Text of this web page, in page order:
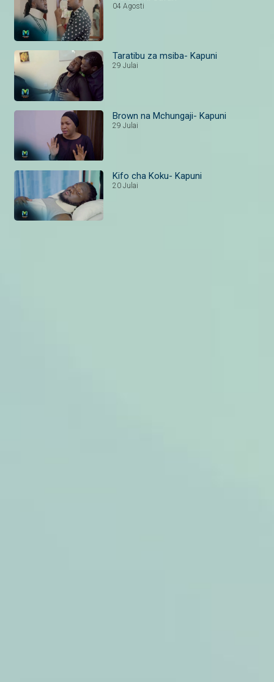
04 Agosti
Taratibu za msiba- Kapuni
29 Julai
Brown na Mchungaji- Kapuni
29 Julai
Kifo cha Koku- Kapuni
20 Julai